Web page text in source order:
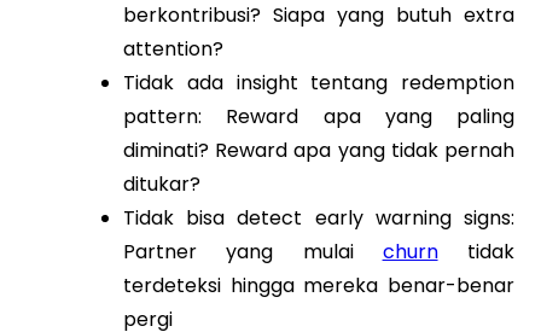
berkontribusi? Siapa yang butuh extra
attention?
Tidak ada insight tentang redemption
pattern: Reward apa yang paling
diminati? Reward apa yang tidak pernah
ditukar?
Tidak bisa detect early warning signs:
Partner yang mulai churntidak
terdeteksi hingga mereka benar-benar
pergi